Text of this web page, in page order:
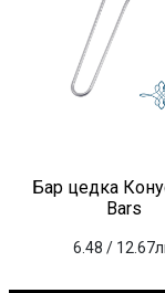
Бар цедка
Bars
6.48 /